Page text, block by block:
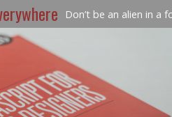
Don’t be an alien in a